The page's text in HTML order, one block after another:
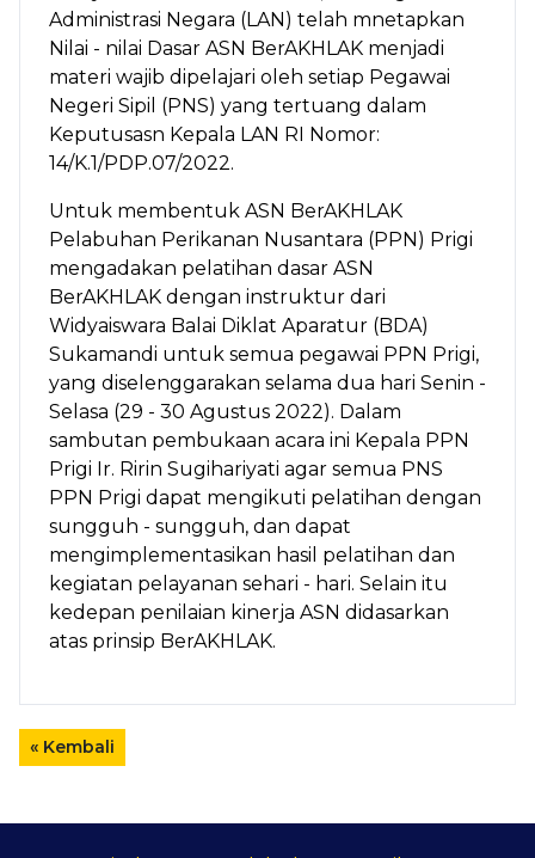
Administrasi Negara (LAN) telah mnetapkan
Nilai - nilai Dasar ASN BerAKHLAK menjadi
materi wajib dipelajari oleh setiap Pegawai
Negeri Sipil (PNS) yang tertuang dalam
Keputusasn Kepala LAN RI Nomor:
14/K.1/PDP.07/2022.
Untuk membentuk ASN BerAKHLAK
Pelabuhan Perikanan Nusantara (PPN) Prigi
mengadakan pelatihan dasar ASN
BerAKHLAK dengan instruktur dari
Widyaiswara Balai Diklat Aparatur (BDA)
Sukamandi untuk semua pegawai PPN Prigi,
yang diselenggarakan selama dua hari Senin -
Selasa (29 - 30 Agustus 2022). Dalam
sambutan pembukaan acara ini Kepala PPN
Prigi Ir. Ririn Sugihariyati agar semua PNS
PPN Prigi dapat mengikuti pelatihan dengan
sungguh - sungguh, dan dapat
mengimplementasikan hasil pelatihan dan
kegiatan pelayanan sehari - hari. Selain itu
kedepan penilaian kinerja ASN didasarkan
atas prinsip BerAKHLAK.
« Kembali